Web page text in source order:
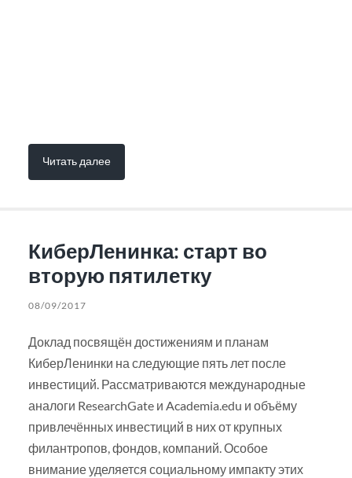
Читать далее
КиберЛенинка: старт во
вторую пятилетку
08/09/2017
Доклад посвящён достижениям и планам
КиберЛенинки на следующие пять лет после
инвестиций. Рассматриваются международные
аналоги ResearchGate и Academia.edu и объёму
привлечённых инвестиций в них от крупных
филантропов, фондов, компаний. Особое
внимание уделяется социальному импакту этих